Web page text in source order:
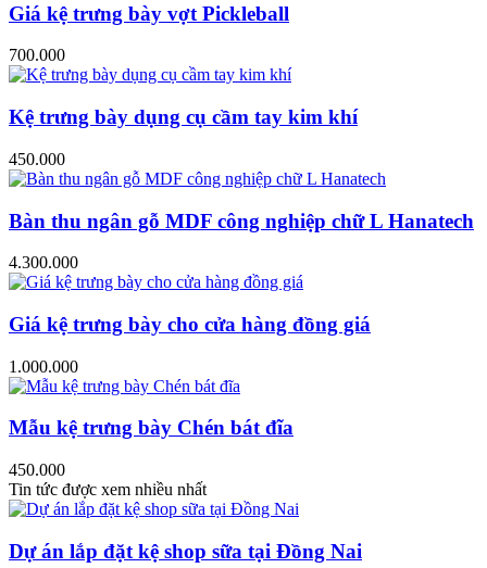
Giá kệ trưng bày vợt Pickleball
700.000
Kệ trưng bày dụng cụ cầm tay kim khí
450.000
Bàn thu ngân gỗ MDF công nghiệp chữ L Hanatech
4.300.000
Giá kệ trưng bày cho cửa hàng đồng giá
1.000.000
Mẫu kệ trưng bày Chén bát đĩa
450.000
Tin tức được xem nhiều nhất
Dự án lắp đặt kệ shop sữa tại Đồng Nai